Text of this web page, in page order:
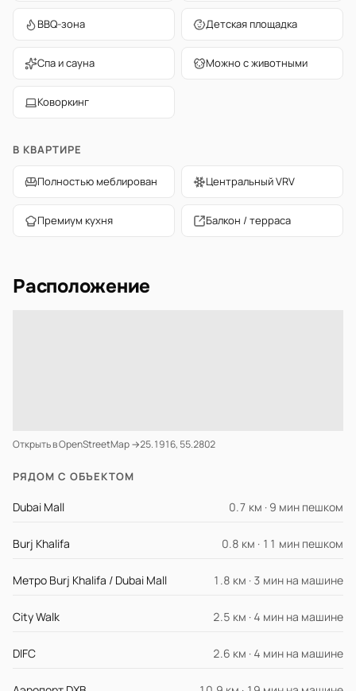
BBQ-зона Детская площадка
Спа и сауна Можно с животными
Коворкинг
В КВАРТИРЕ
Полностью меблирован Центральный VRV
Премиум кухня Балкон / терраса
Расположение
Открыть в OpenStreetMap →25.1916, 55.2802
РЯДОМ С ОБЪЕКТОМ
Dubai Mall 0.7 км · 9 мин пешком
Burj Khalifa 0.8 км · 11 мин пешком
Метро Burj Khalifa / Dubai Mall 1.8 км · 3 мин на машине
City Walk 2.5 км · 4 мин на машине
DIFC 2.6 км · 4 мин на машине